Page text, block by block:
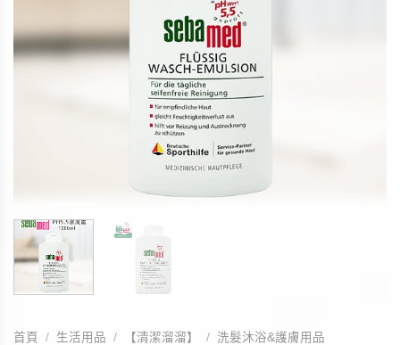
首頁 / 生活用品 / 【清潔溜溜】 / 洗髮沐浴&護膚用品